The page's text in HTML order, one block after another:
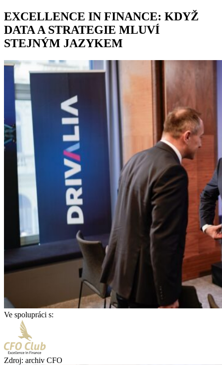
EXCELLENCE IN FINANCE: KDYŽ
DATA A STRATEGIE MLUVÍ
STEJNÝM JAZYKEM
Ve spolupráci s:
Zdroj: archiv CFO